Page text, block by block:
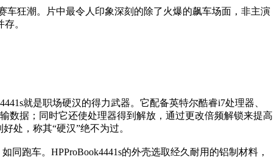
车狂潮。片中最令人印象深刻的除了火爆的飙车场面，非主演
。
就是职场硬汉的得力武器。它配备英特尔酷睿i7处理器、
数据；同时它还使处理器得到解放，通过更改倍频解锁来提高
处，称其“硬汉”绝不为过。
跑车。HPProBook4441s的外壳选取经久耐用的铝制材料，